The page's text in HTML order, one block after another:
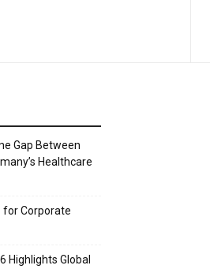
Gap Between
Healthcare
for Corporate
Highlights Global